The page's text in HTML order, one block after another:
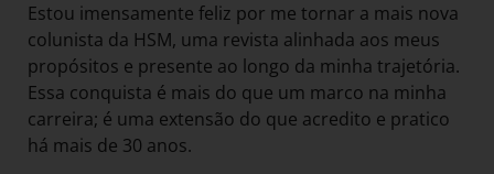
Estou imensamente feliz por me tornar a mais nova
colunista da HSM, uma revista alinhada aos meus
propósitos e presente ao longo da minha trajetória.
Essa conquista é mais do que um marco na minha
carreira; é uma extensão do que acredito e pratico
há mais de 30 anos.